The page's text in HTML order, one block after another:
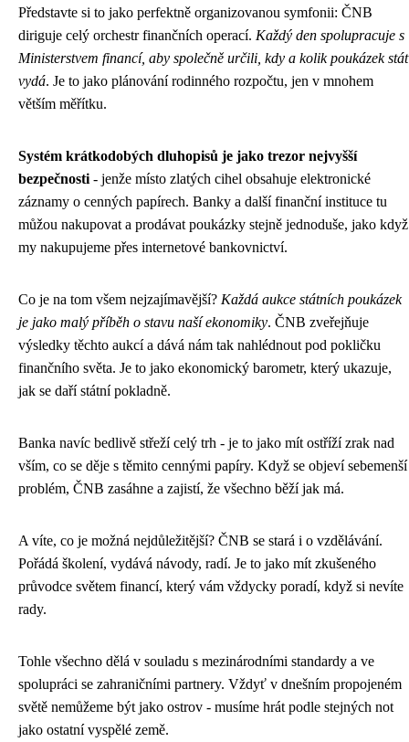
Představte si to jako perfektně organizovanou symfonii: ČNB
diriguje celý orchestr finančních operací. Každý den spolupracuje s
Ministerstvem financí, aby společně určili, kdy a kolik poukázek stát
vydá. Je to jako plánování rodinného rozpočtu, jen v mnohem
větším měřítku.
Systém krátkodobých dluhopisů je jako trezor nejvyšší
bezpečnosti - jenže místo zlatých cihel obsahuje elektronické
záznamy o cenných papírech. Banky a další finanční instituce tu
můžou nakupovat a prodávat poukázky stejně jednoduše, jako když
my nakupujeme přes internetové bankovnictví.
Co je na tom všem nejzajímavější? Každá aukce státních poukázek
je jako malý příběh o stavu naší ekonomiky. ČNB zveřejňuje
výsledky těchto aukcí a dává nám tak nahlédnout pod pokličku
finančního světa. Je to jako ekonomický barometr, který ukazuje,
jak se daří státní pokladně.
Banka navíc bedlivě střeží celý trh - je to jako mít ostříží zrak nad
vším, co se děje s těmito cennými papíry. Když se objeví sebemenší
problém, ČNB zasáhne a zajistí, že všechno běží jak má.
A víte, co je možná nejdůležitější? ČNB se stará i o vzdělávání.
Pořádá školení, vydává návody, radí. Je to jako mít zkušeného
průvodce světem financí, který vám vždycky poradí, když si nevíte
rady.
Tohle všechno dělá v souladu s mezinárodními standardy a ve
spolupráci se zahraničními partnery. Vždyť v dnešním propojeném
světě nemůžeme být jako ostrov - musíme hrát podle stejných not
jako ostatní vyspělé země.